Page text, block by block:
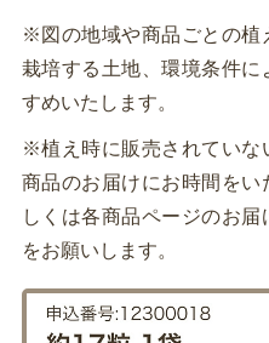
※図の地域や商品ごとの植
栽培する土地、環境条件
すめいたします。
※植え時に販売されていな
商品のお届けにお時間を
しくは各商品ページのお
をお願いします。